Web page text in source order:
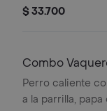
lechuga en
60 g
$ 33.700
Combo
Perro caliente
a la parrilla,